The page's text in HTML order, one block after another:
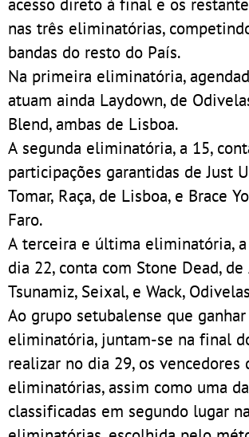
nas três eliminatórias,
bandas do resto do País.
Na primeira eliminatória,
atuam ainda Laydown, de
Blend, ambas de Lisboa.
A segunda eliminatória, a 15,
participações garantidas de Just
Tomar, Raça, de Lisboa, e Brace
Faro.
A terceira e última eliminatória,
dia 22, conta com Stone Dead, de
Tsunamiz, Seixal, e Wack,
Ao grupo setubalense que
eliminatória, juntam-se na final
realizar no dia 29, os vencedores
eliminatórias, assim como uma
classificadas em segundo lugar